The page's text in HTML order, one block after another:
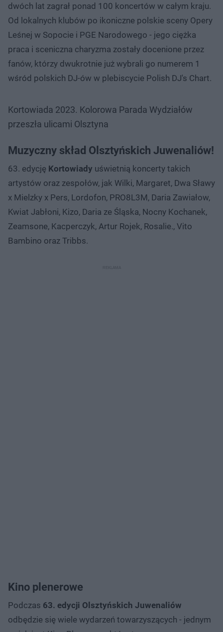
dwóch lat zagrał ponad 100 koncertów w całym kraju.
Od lokalnych klubów po ikoniczne polskie sceny Opery
Leśnej w Sopocie i PGE Narodowego - jego ciężka
praca i sceniczna charyzma zostały docenione przez
fanów, którzy dwukrotnie już wybrali go numerem 1
wśród polskich DJ-ów w plebiscycie Polish DJ's Chart.
Kortowiada 2023. Kolorowa Parada Wydziałów
przeszła ulicami Olsztyna
Muzyczny skład Olsztyńskich Juwenaliów!
63. edycję Kortowiady uświetnią koncerty takich
artystów oraz zespołów, jak Wilki, Margaret, Dwa Sławy
x Mielzky x Pers, Lordofon, PRO8L3M, Daria Zawiałow,
Kwiat Jabłoni, Kizo, Daria ze Śląska, Nocny Kochanek,
Zeamsone, Kacperczyk, Artur Rojek, Rosalie., Vito
Bambino oraz Tribbs.
Kino plenerowe
Podczas 63. edycji Olsztyńskich Juwenaliów
odbędzie się wiele wydarzeń towarzyszących - jednym